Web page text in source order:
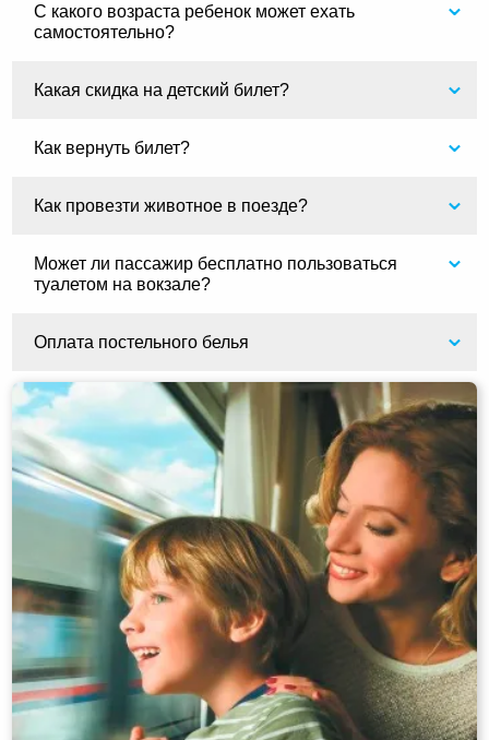
С какого возраста ребенок может ехать
самостоятельно?
Какая скидка на детский билет?
Как вернуть билет?
Как провезти животное в поезде?
Может ли пассажир бесплатно пользоваться
туалетом на вокзале?
Оплата постельного белья